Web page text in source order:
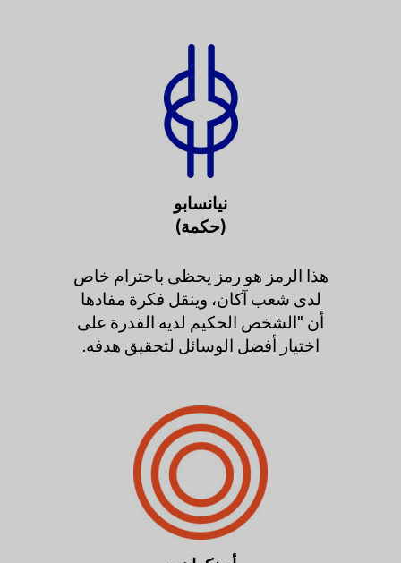
نيانسابو
(حكمة)
هذا الرمز هو رمز يحظى باحترام خاص
لدى شعب آكان، وينقل فكرة مفادها
أن "الشخص الحكيم لديه القدرة على
اختيار أفضل الوسائل لتحقيق هدفه.